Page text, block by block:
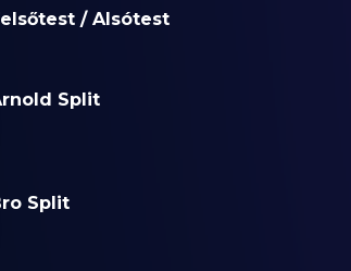
/ Alsótest
Split
Split